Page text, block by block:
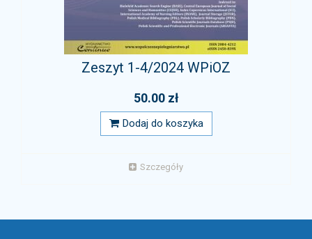
Zeszyt 1-4/2024 WPiOZ
50.00 zł
Dodaj do koszyka
Szczegóły